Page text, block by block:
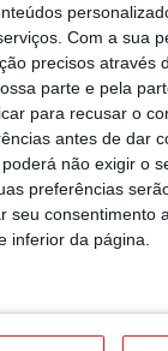
Com a sua
precisos através
parte e pela
para recusar o
antes de dar
não exigir o
preferências
seu consentimento
inferior da página.